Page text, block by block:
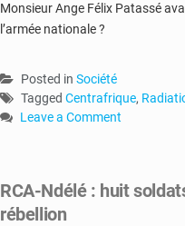
Monsieur Ange Félix Patassé
l’armée nationale ?
Posted in Société
Tagged Centrafrique,
Leave a Comment
plus
de
RCA-Ndélé : huit
rébellion